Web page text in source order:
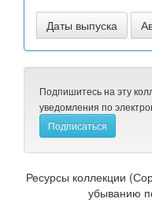
Подпишитесь на эту
уведомления по
Ресурсы коллекции
убыванию